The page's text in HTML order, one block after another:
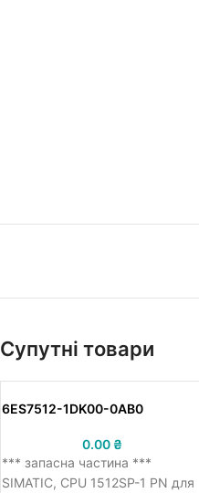
Супутні товари
6ES7512-1DK00-0AB0
0.00 ₴
*** запасна частина ***
SIMATIC, CPU 1512SP-1 PN для